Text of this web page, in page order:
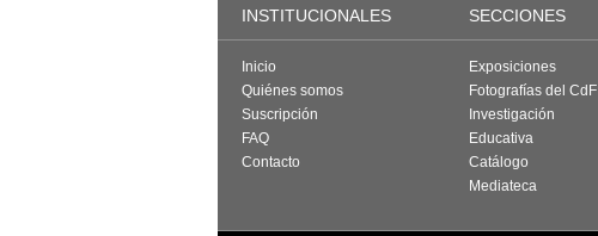
INSTITUCIONALES SECCIONES
Inicio
Quiénes somos
Suscripción
FAQ
Contacto
Exposiciones
Fotografías del CdF
Investigación
Educativa
Catálogo
Mediateca